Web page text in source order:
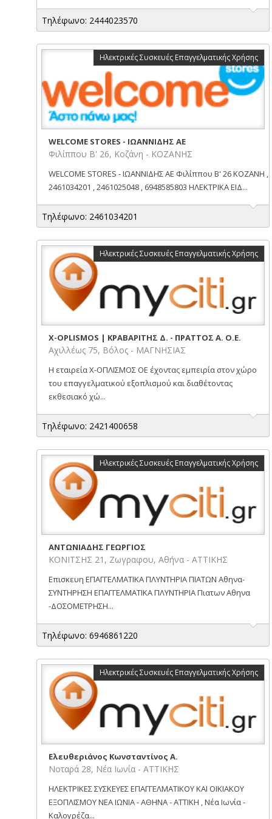
Τηλέφωνο: 2444023570
Ηλεκτρικές Συσκευές Επαγγελματικής Χρήσης
WELCOME STORES - ΙΩΑΝΝΙΔΗΣ ΑΕ
Φιλίππου Β' 26, Κοζάνη - ΚΟΖΑΝΗΣ
WELCOME STORES - ΙΩΑΝΝΙΔΗΣ ΑΕ Φιλίππου Β' 26 ΚΟΖΑΝΗ ,
2461034201 , 2461025048 , 6948585803 ΗΛΕΚΤΡΙΚΑ ΕΙΔ...
Τηλέφωνο: 2461034201
Ηλεκτρικές Συσκευές Επαγγελματικής Χρήσης
X-OPLISMOS | ΚΡΑΒΑΡΙΤΗΣ Δ. - ΠΡΑΤΤΟΣ Α. Ο.Ε.
Αχιλλέως 75, Βόλος - ΜΑΓΝΗΣΙΑΣ
Η εταιρεία X-ΟΠΛΙΣΜΟΣ ΟΕ έχοντας εμπειρία στον χώρο
του επαγγελματικού εξοπλισμού και διαθέτοντας
εκθεσιακό χώ...
Τηλέφωνο: 2421400658
Ηλεκτρικές Συσκευές Επαγγελματικής Χρήσης
ΑΝΤΩΝΙΑΔΗΣ ΓΕΩΡΓΙΟΣ
ΚΟΝΙΤΣΗΣ 21, Ζωγραφου, Αθήνα - ΑΤΤΙΚΗΣ
Επισκευη ΕΠΑΓΓΕΛΜΑΤΙΚΑ ΠΛΥΝΤΗΡΙΑ ΠΙΑΤΩΝ Αθηνα-
ΣΥΝΤΗΡΗΣΗ ΕΠΑΓΓΕΛΜΑΤΙΚΑ ΠΛΥΝΤΗΡΙΑ Πιατων Αθηνα
-ΔΟΣΟΜΕΤΡΗΣΗ...
Τηλέφωνο: 6946861220
Ηλεκτρικές Συσκευές Επαγγελματικής Χρήσης
Ελευθεριάνος Κωνσταντίνος Α.
Νοταρά 28, Νέα Ιωνία - ΑΤΤΙΚΗΣ
ΗΛΕΚΤΡΙΚΕΣ ΣΥΣΚΕΥΕΣ ΕΠΑΓΓΕΛΜΑΤΙΚΟΥ ΚΑΙ ΟΙΚΙΑΚΟΥ
ΕΞΟΠΛΙΣΜΟΥ ΝΕΑ ΙΩΝΙΑ - ΑΘΗΝΑ - ΑΤΤΙΚΗ , Νέα Ιωνία -
Καλογρέζα...